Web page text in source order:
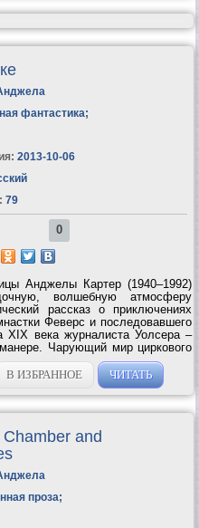
фантастика;
2013-10-06
79
0
Анджелы Картер (1940–1992)
волшебную атмосферу
рассказ о приключениях
Феверс и последовавшего
XIX века журналиста Уолсера –
Чарующий мир циркового
великокняжеского дворца,
В ИЗБРАННОЕ ЧИТАТЬ
and
проза;